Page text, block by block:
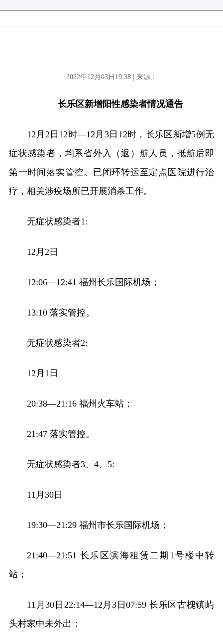
2022年12月03日19:38 | 来源：
长乐区新增阳性感染者情况通告
12月2日12时—12月3日12时，长乐区新增5例无
症状感染者，均系省外入（返）航人员，抵航后即
第一时间落实管控。已闭环转运至定点医院进行治
疗，相关涉疫场所已开展消杀工作。
无症状感染者1:
12月2日
12:06—12:41 福州长乐国际机场；
13:10 落实管控。
无症状感染者2:
12月1日
20:38—21:16 福州火车站；
21:47 落实管控。
无症状感染者3、4、5:
11月30日
19:30—21:29 福州市长乐国际机场；
21:40—21:51 长乐区滨海租赁二期1号楼中转
站；
11月30日22:14—12月3日07:59 长乐区古槐镇屿
头村家中未外出；